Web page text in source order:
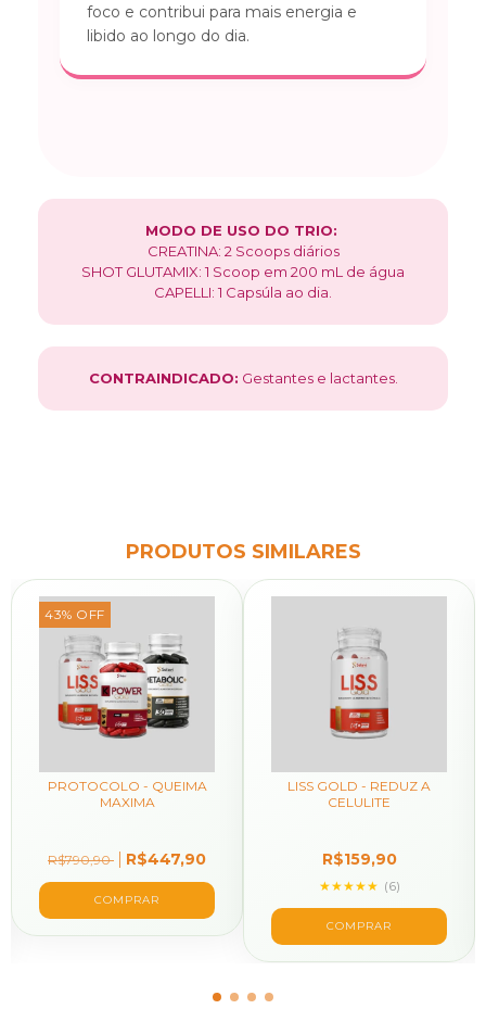
foco e contribui para mais energia e
libido ao longo do dia.
MODO DE USO DO TRIO:
CREATINA: 2 Scoops diários
SHOT GLUTAMIX: 1 Scoop em 200 mL de água
CAPELLI: 1 Capsúla ao dia.
CONTRAINDICADO: Gestantes e lactantes.
PRODUTOS SIMILARES
43% OFF
PROTOCOLO - QUEIMA
MAXIMA
R$790,90 R$447,90
LISS GOLD - REDUZ A
CELULITE
R$159,90
★★★★★ (6)